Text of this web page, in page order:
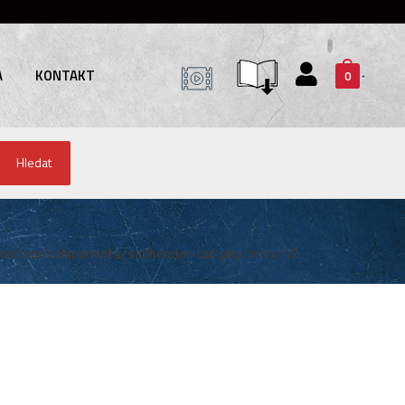
KONTAKT 0
Hledat
components/subheader-cat.phpon line12